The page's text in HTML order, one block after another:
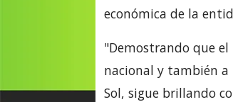
económica de la
"Demostrando que
nacional y también a
Sol, sigue brillando